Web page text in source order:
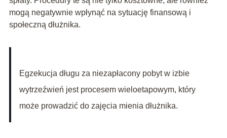
mogą negatywnie wpłynąć na sytuację finansową i
społeczną dłużnika.
Egzekucja długu za niezapłacony pobyt w izbie
wytrzeźwień jest procesem wieloetapowym, który
może prowadzić do zajęcia mienia dłużnika.